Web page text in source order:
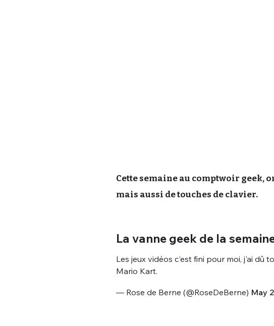
Cette semaine au comptwoir geek,
mais aussi de touches de clavier.
La vanne geek de la
Les jeux vidéos c'est fini pour moi, j'ai dû
Mario Kart.
— Rose de Berne (@RoseDeBerne) May